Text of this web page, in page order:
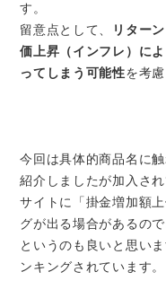
す。
留意点として、
リター
価上昇（インフレ）に
ってしまう可能性を考
今回は具体的商品名に
紹介しましたが加入さ
サイトに「掛金増加額
グが出る場合があるの
というのも良いと思い
ンキングされています。